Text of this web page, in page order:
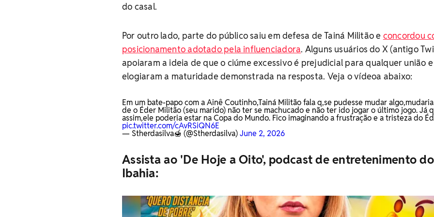
do casal.
Por outro lado, parte do público saiu em defesa de Tainá Militão e concordou
posicionamento adotado pela influenciadora. Alguns usuários do X (antigo
apoiaram a ideia de que o ciúme excessivo é prejudicial para qualquer união e
elogiaram a maturidade demonstrada na resposta. Veja o vídeoa abaixo:
Em um bate-papo com a Ainê Coutinho,Tainá Militão fala q,se pudesse mudar
de o Éder Militão (seu marido) não ter se machucado e não ter ido jogar o último jogo. Já q
assim,ele poderia estar na Copa do Mundo. Fico imaginando a frustração e a tristeza do
pic.twitter.com/cAvRSiQN6E
— Stherdasilva🍯 (@Stherdasilva)June 2, 2026
Assista ao 'De Hoje a Oito', podcast de entretenimento do
Ibahia: